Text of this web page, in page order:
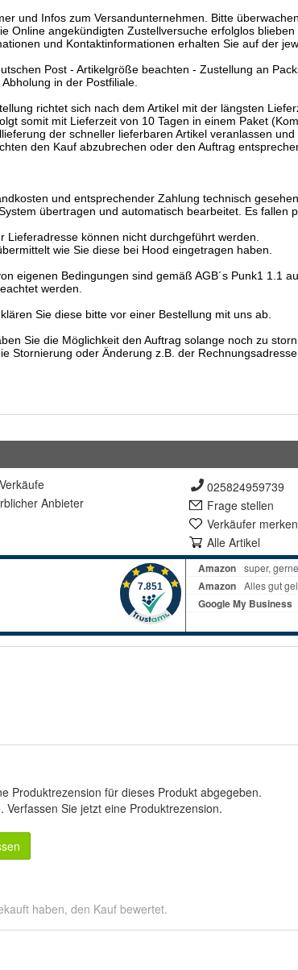
er Anbieter
025824959739
Frage stellen
Verkäufer merken
Alle Artikel
Produktrezension für dieses Produkt abgegeben.
Verfassen Sie jetzt eine Produktrezension.
haben, den Kauf bewertet.